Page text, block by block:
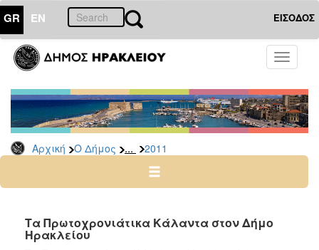
GR EN ΕΙΣΟΔΟΣ
Toggle
Αρχική Ο Δήμος ... 2011
ΔΗΜΟΣ
Δελτία
Τύπου
Αρχείο
2026
2024
2022
Τα Πρωτοχρονιάτικα Κάλαντα στον Δήμο
Ηρακλείου